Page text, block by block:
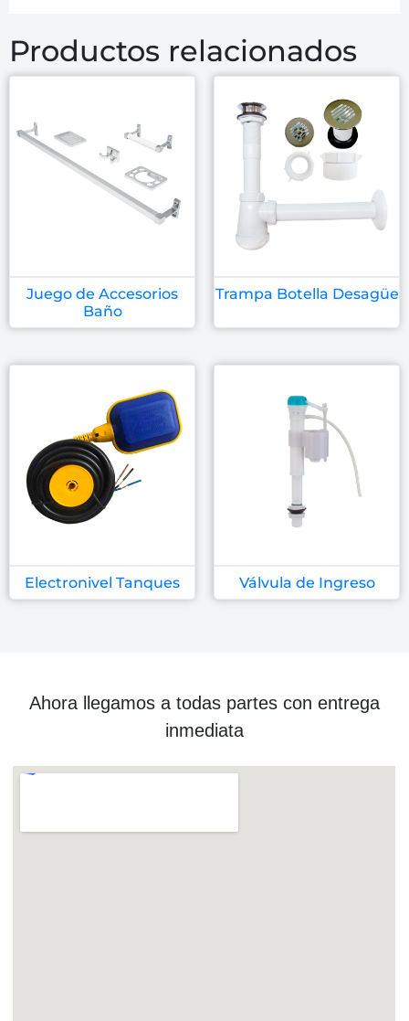
Productos relacionados
Juego de Accesorios
Baño
Trampa Botella Desagüe
Electronivel Tanques Válvula de Ingreso
Ahora llegamos a todas partes con entrega
inmediata